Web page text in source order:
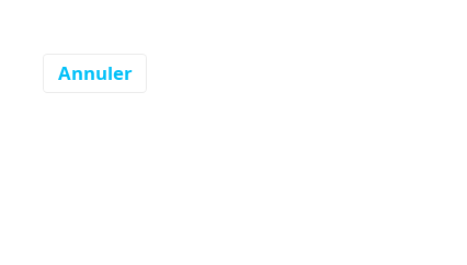
Annuler